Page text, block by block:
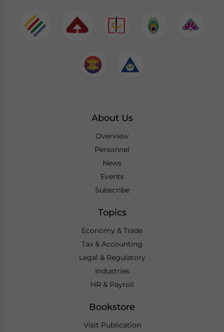
About Us
Overview
Personnel
News
Events
Subscribe
Topics
Economy & Trade
Tax & Accounting
Legal & Regulatory
Industries
HR & Payroll
Bookstore
Visit Publication